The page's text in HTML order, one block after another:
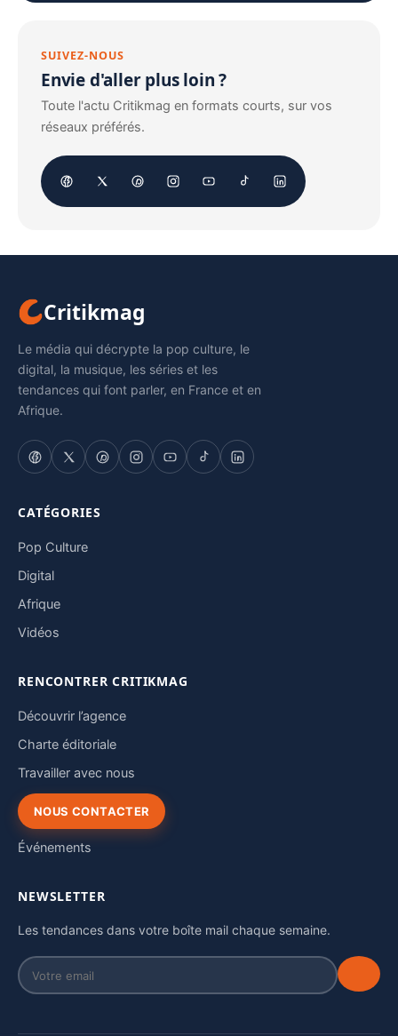
SUIVEZ-NOUS
Envie d'aller plus loin ?
Toute l'actu Critikmag en formats courts, sur vos
réseaux préférés.
Critikmag
Le média qui décrypte la pop culture, le
digital, la musique, les séries et les
tendances qui font parler, en France et en
Afrique.
CATÉGORIES
Pop Culture
Digital
Afrique
Vidéos
RENCONTRER CRITIKMAG
Découvrir l’agence
Charte éditoriale
Travailler avec nous
NOUS CONTACTER
Événements
NEWSLETTER
Les tendances dans votre boîte mail chaque semaine.